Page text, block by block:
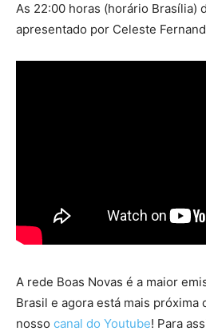
As 22:00 horas (horário Brasília)
apresentado por Celeste
A rede Boas Novas é a maior
Brasil e agora está mais próxima
nosso canal do Youtube! Para